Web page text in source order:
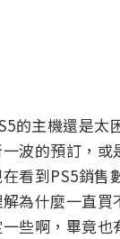
的主機還是太
波的預訂，或
看到PS5銷售
為什麼一直買
些啊，畢竟也